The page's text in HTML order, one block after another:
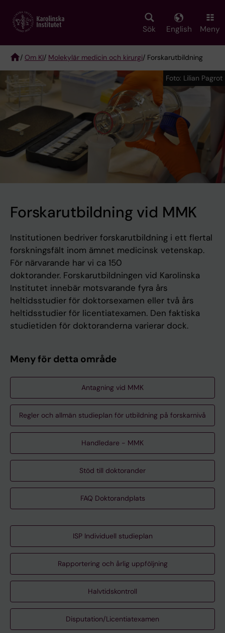
main
Sök English Meny
Breadcrumb
/ Om KI/ Molekylär medicin och kirurgi/ Forskarutbildning
Forskarutbildning vid MMK
Institutionen bedriver forskarutbildning i ett flertal
forskningsfält inom ämnet medicinsk vetenskap.
För närvarande har vi ca 150
doktorander. Forskarutbildningen vid Karolinska
Institutet innebär motsvarande fyra års
heltidsstudier för doktorsexamen eller två års
heltidsstudier för licentiatexamen. Den faktiska
studietiden för doktoranderna varierar dock.
Foto: Lilian Pagrot
Foto: Lilian Pagrot
Meny för detta område
Antagning vid MMK
Regler och allmän studieplan för utbildning på forskarnivå
Handledare - MMK
Stöd till doktorander
FAQ Doktorandplats
ISP Individuell studieplan
Rapportering och årlig uppföljning
Halvtidskontroll
Disputation/Licentiatexamen